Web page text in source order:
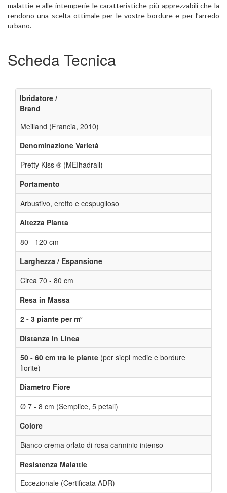
malattie e alle intemperie le caratteristiche più apprezzabili che la
rendono una scelta ottimale per le vostre bordure e per l’arredo
urbano.
Scheda Tecnica
Ibridatore /
Brand
Meilland (Francia, 2010)
Denominazione Varietà
Pretty Kiss ® (MEIhadrall)
Portamento
Arbustivo, eretto e cespuglioso
Altezza Pianta
80 - 120 cm
Larghezza / Espansione
Circa 70 - 80 cm
Resa in Massa
2 - 3 piante per m²
Distanza in Linea
50 - 60 cm tra le piante (per siepi medie e bordure
fiorite)
Diametro Fiore
Ø 7 - 8 cm (Semplice, 5 petali)
Colore
Bianco crema orlato di rosa carminio intenso
Resistenza Malattie
Eccezionale (Certificata ADR)